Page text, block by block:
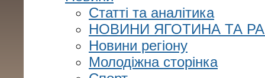
Статті та аналітика
НОВИНИ ЯГОТИНА ТА
Новини регіону
Молодіжна сторінка